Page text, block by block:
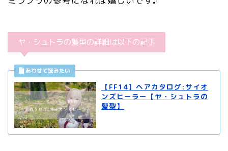
ヤ・シュトラの髪型の詳細は以下の記事
【FF14】ヘアカタログ:サイオ
ンズヒーラー【ヤ・シュトラの
髪型】